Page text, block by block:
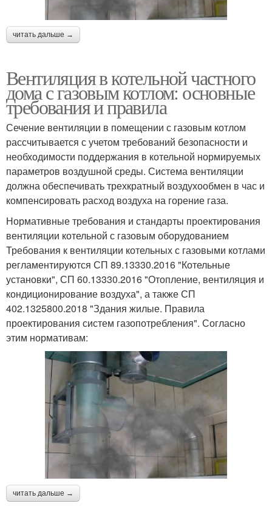
читать дальше →
Вентиляция в котельной частного
дома с газовым котлом: основные
требования и правила
Сечение вентиляции в помещении с газовым котлом
рассчитывается с учетом требований безопасности и
необходимости поддержания в котельной нормируемых
параметров воздушной среды. Система вентиляции
должна обеспечивать трехкратный воздухообмен в час и
компенсировать расход воздуха на горение газа.
Нормативные требования и стандарты проектирования
вентиляции котельной с газовым оборудованием
Требования к вентиляции котельных с газовыми котлами
регламентируются СП 89.13330.2016 "Котельные
установки", СП 60.13330.2016 "Отопление, вентиляция и
кондиционирование воздуха", а также СП
402.1325800.2018 "Здания жилые. Правила
проектирования систем газопотребления". Согласно
этим нормативам:
читать дальше →